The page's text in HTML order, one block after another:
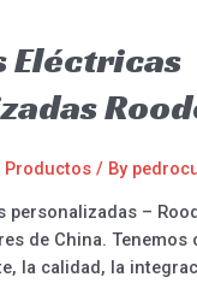
Eléctricas
Productos / By
personalizadas –
de China.
la calidad, la